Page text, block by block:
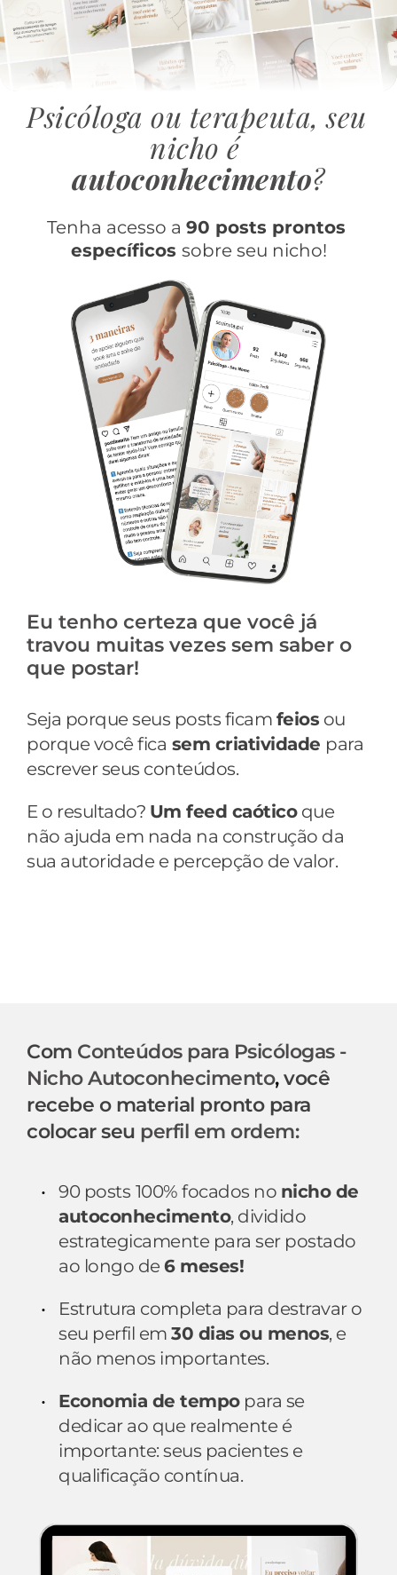
Psicóloga ou terapeuta, seu
nicho é
autoconhecimento?
Tenha acesso a 90 posts prontos
específicos sobre seu nicho!
Eu tenho certeza que você já
travou muitas vezes sem saber o
que postar!
Seja porque seus posts ficam feios ou
porque você fica sem criatividade para
escrever seus conteúdos.
E o resultado? Um feed caótico que
não ajuda em nada na construção da
sua autoridade e percepção de valor.
Com Conteúdos para Psicólogas -
Nicho Autoconhecimento, você
recebe o material pronto para
colocar seu perfil em ordem:
90 posts 100% focados no nicho de
autoconhecimento, dividido
estrategicamente para ser postado
ao longo de 6 meses!
Estrutura completa para destravar o
seu perfil em 30 dias ou menos, e
não menos importantes.
Economia de tempo para se
dedicar ao que realmente é
importante: seus pacientes e
qualificação contínua.